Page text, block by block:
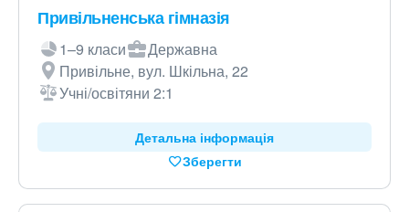
Привільненська гімназія
1–9 класи
Державна
Привільне, вул. Шкільна, 22
Учні/освітяни 2:1
Детальна інформація
Зберегти